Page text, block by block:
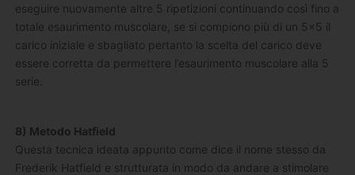
eseguire nuovamente altre 5 ripetizioni continuando così fino a
totale esaurimento muscolare, se si compiono più di un 5×5 il
carico iniziale e sbagliato pertanto la scelta del carico deve
essere corretta da permettere l’esaurimento muscolare alla 5
serie.
8) Metodo Hatfield
Questa tecnica ideata appunto come dice il nome stesso da
Frederik Hatfield e strutturata in modo da andare a stimolare